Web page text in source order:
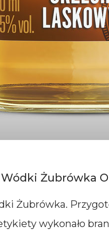
Żubrówka
Żubrówka.
wykonało